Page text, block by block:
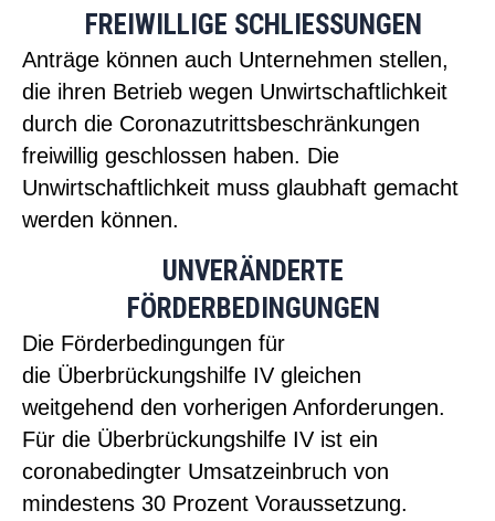
FREIWILLIGE SCHLIESSUNGEN
Anträge können auch Unternehmen stellen,
die ihren Betrieb wegen Unwirtschaftlichkeit
durch die Coronazutrittsbeschränkungen
freiwillig geschlossen haben. Die
Unwirtschaftlichkeit muss glaubhaft gemacht
werden können.
UNVERÄNDERTE
FÖRDERBEDINGUNGEN
Die Förderbedingungen für
die Überbrückungshilfe IV gleichen
weitgehend den vorherigen Anforderungen.
Für die Überbrückungshilfe IV ist ein
coronabedingter Umsatzeinbruch von
mindestens 30 Prozent Voraussetzung.